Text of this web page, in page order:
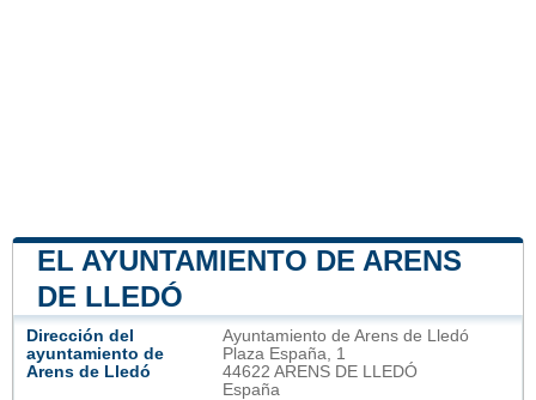
EL AYUNTAMIENTO DE ARENS
DE LLEDÓ
Dirección del
ayuntamiento de
Arens de Lledó
Ayuntamiento de Arens de Lledó
Plaza España, 1
44622 ARENS DE LLEDÓ
España